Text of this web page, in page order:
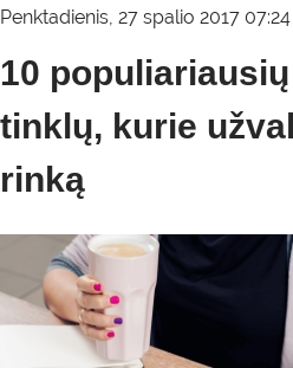
Penktadienis, 27 spalio 2017 07:24
10
tinklų, kurie
rinką